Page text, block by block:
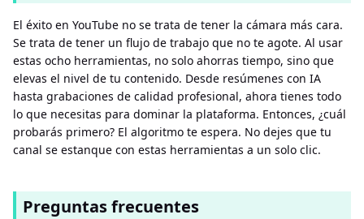
El éxito en YouTube no se trata de tener la cámara más cara.
Se trata de tener un flujo de trabajo que no te agote. Al usar
estas ocho herramientas, no solo ahorras tiempo, sino que
elevas el nivel de tu contenido. Desde resúmenes con IA
hasta grabaciones de calidad profesional, ahora tienes todo
lo que necesitas para dominar la plataforma. Entonces, ¿cuál
probarás primero? El algoritmo te espera. No dejes que tu
canal se estanque con estas herramientas a un solo clic.
Preguntas frecuentes